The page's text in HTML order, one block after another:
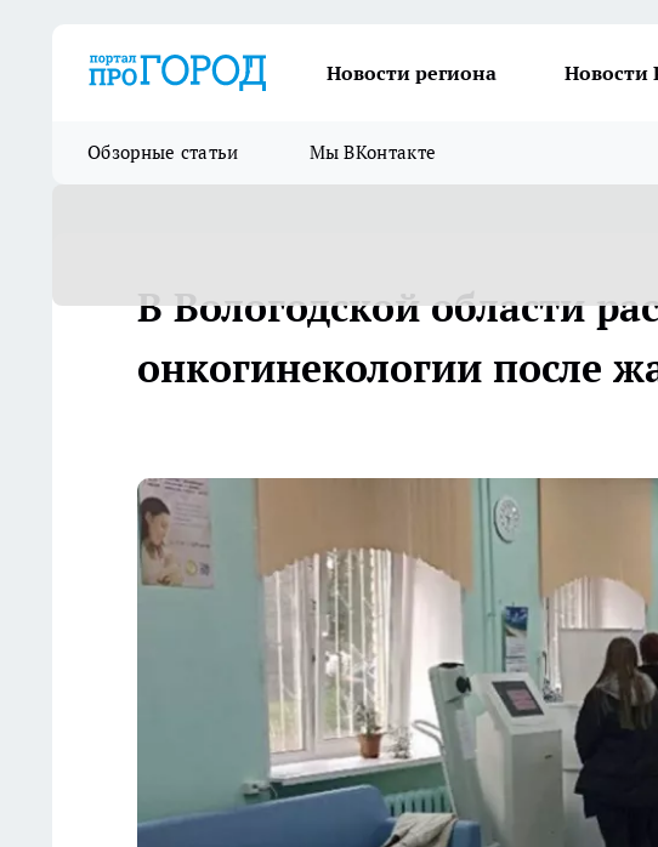
Новости региона Новости
Обзорные статьи Мы ВКонтакте
В Вологодской области
онкогинекологии после